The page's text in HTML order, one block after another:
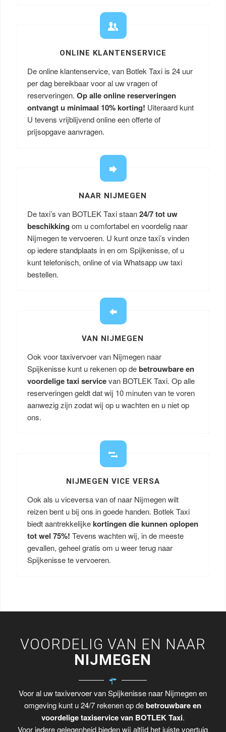
ONLINE KLANTENSERVICE
De online klantenservice, van Botlek Taxi is 24 uur
per dag bereikbaar voor al uw vragen of
reserveringen. Op alle online reserveringen
ontvangt u minimaal 10% korting! Uiteraard kunt
U tevens vrijblijvend online een offerte of
prijsopgave aanvragen.
NAAR NIJMEGEN
De taxi’s van BOTLEK Taxi staan24/7 tot uw
beschikking om u comfortabel en voordelig naar
Nijmegen te vervoeren. U kunt onze taxi’s vinden
op iedere standplaats in en om Spijkenisse, of u
kunt telefonisch, online of via Whatsapp uw taxi
bestellen.
VAN NIJMEGEN
Ook voor taxivervoer van Nijmegen naar
Spijkenisse kunt u rekenen op debetrouwbare en
voordelige taxi servicevan BOTLEK Taxi. Op alle
reserveringen geldt dat wij 10 minuten van te voren
aanwezig zijn zodat wij op u wachten en u niet op
ons.
NIJMEGEN VICE VERSA
Ook als u viceversa van of naar Nijmegen wilt
reizen bent u bij ons in goede handen. Botlek Taxi
biedt aantrekkelijkekortingen die kunnen oplopen
tot wel 75%! Tevens wachten wij, in de meeste
gevallen, geheel gratis om u weer terug naar
Spijkenisse te vervoeren.
VOORDELIG VAN EN NAAR
NIJMEGEN
Voor al uw taxivervoer van Spijkenisse naar Nijmegen en
omgeving kunt u 24/7 rekenen op debetrouwbare en
voordelige taxiservice van BOTLEK Taxi.
Voor iedere gelegenheid bieden wij altijd het juiste voertuig